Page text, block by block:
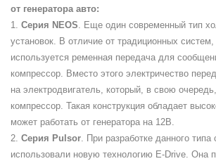
от генератора авто:
1. Серия NEOS. Еще один современный тип
установок. В отличие от традиционных
используется ременная передача для
компрессор. Вместо этого электричество
на электродвигатель, который, в свою
компрессор. Такая конструкция обладает
может работать от генератора на 12В.
2. Серия Pulsor. При разработке данного
использовали новую технологию E-Drive. Она